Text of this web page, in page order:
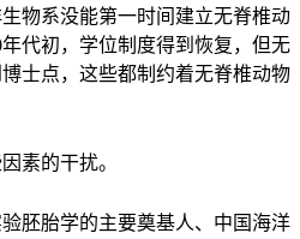
物系没能第一时间建立无脊椎动
代初，学位制度得到恢复，但无
士点，这些都制约着无脊椎动物
素的干扰。
胚胎学的主要奠基人、中国海洋